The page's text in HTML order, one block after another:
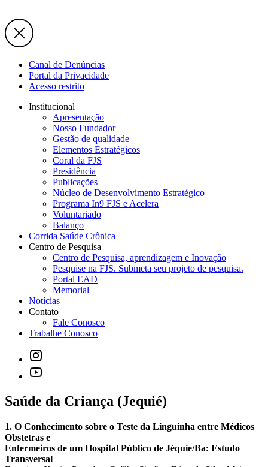
Canal de Denúncias
Portal da Privacidade
Acesso restrito
Institucional
Apresentação
Nosso Fundador
Gestão de qualidade
Elementos Estratégicos
Coral da FJS
Presidência
Publicações
Núcleo de Desenvolvimento Estratégico
Programa In9 FJS e Acelera
Voluntariado
Balanço
Corrida Saúde Crônica
Centro de Pesquisa
Centro de Pesquisa, aprendizagem e Inovação
Pesquise na FJS. Submeta seu projeto de pesquisa.
Portal EAD
Memorial
Notícias
Contato
Fale Conosco
Trabalhe Conosco
Saúde da Criança (Jequié)
1. O Conhecimento sobre o Teste da Linguinha entre Médicos
Obstetras e
Enfermeiros de um Hospital Público de Jéquie/Ba: Estudo
Transversal